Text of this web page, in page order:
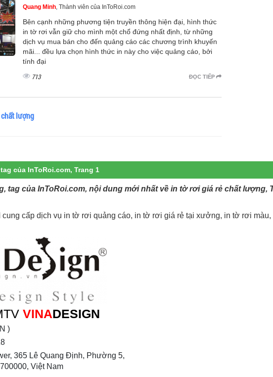
Quang Minh, Thành viên của InToRoi.com
Bên cạnh những phương tiện truyền thông hiện đại, hình thức
in tờ rơi vẫn giữ cho mình một chổ đứng nhất định, từ những
dịch vụ mua bán cho đến quảng cáo các chương trình khuyến
mãi... đều lựa chọn hình thức in này cho việc quảng cáo, bởi
tính đại
ĐỌC TIẾP
713
lượng
của InToRoi.com, Trang 1
tag của InToRoi.com, nội dung mới nhất về in tờ rơi giá rẻ chất lượng,
cung cấp dịch vụ in tờ rơi quảng cáo, in tờ rơi giá rẻ tại xưởng, in tờ rơi
VINADESIGN
)
365 Lê Quang Định, Phường 5,
Việt Nam